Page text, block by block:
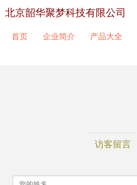
北京韶华聚梦科技有限公司
首页 企业简介 产品大全
访客留言